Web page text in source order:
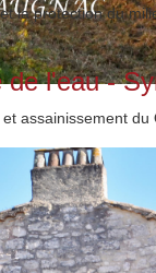
la protection du
l'eau -
assainissement du